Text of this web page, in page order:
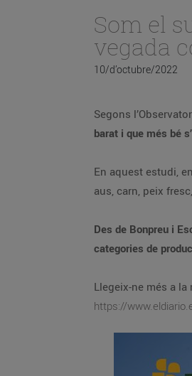
Som el
vegada
10/d’octubre/2022
Segons
barat i que més bé
En aquest estudi,
aus, carn, peix
Des de Bonpreu i
categories de
Llegeix-ne més a
https://